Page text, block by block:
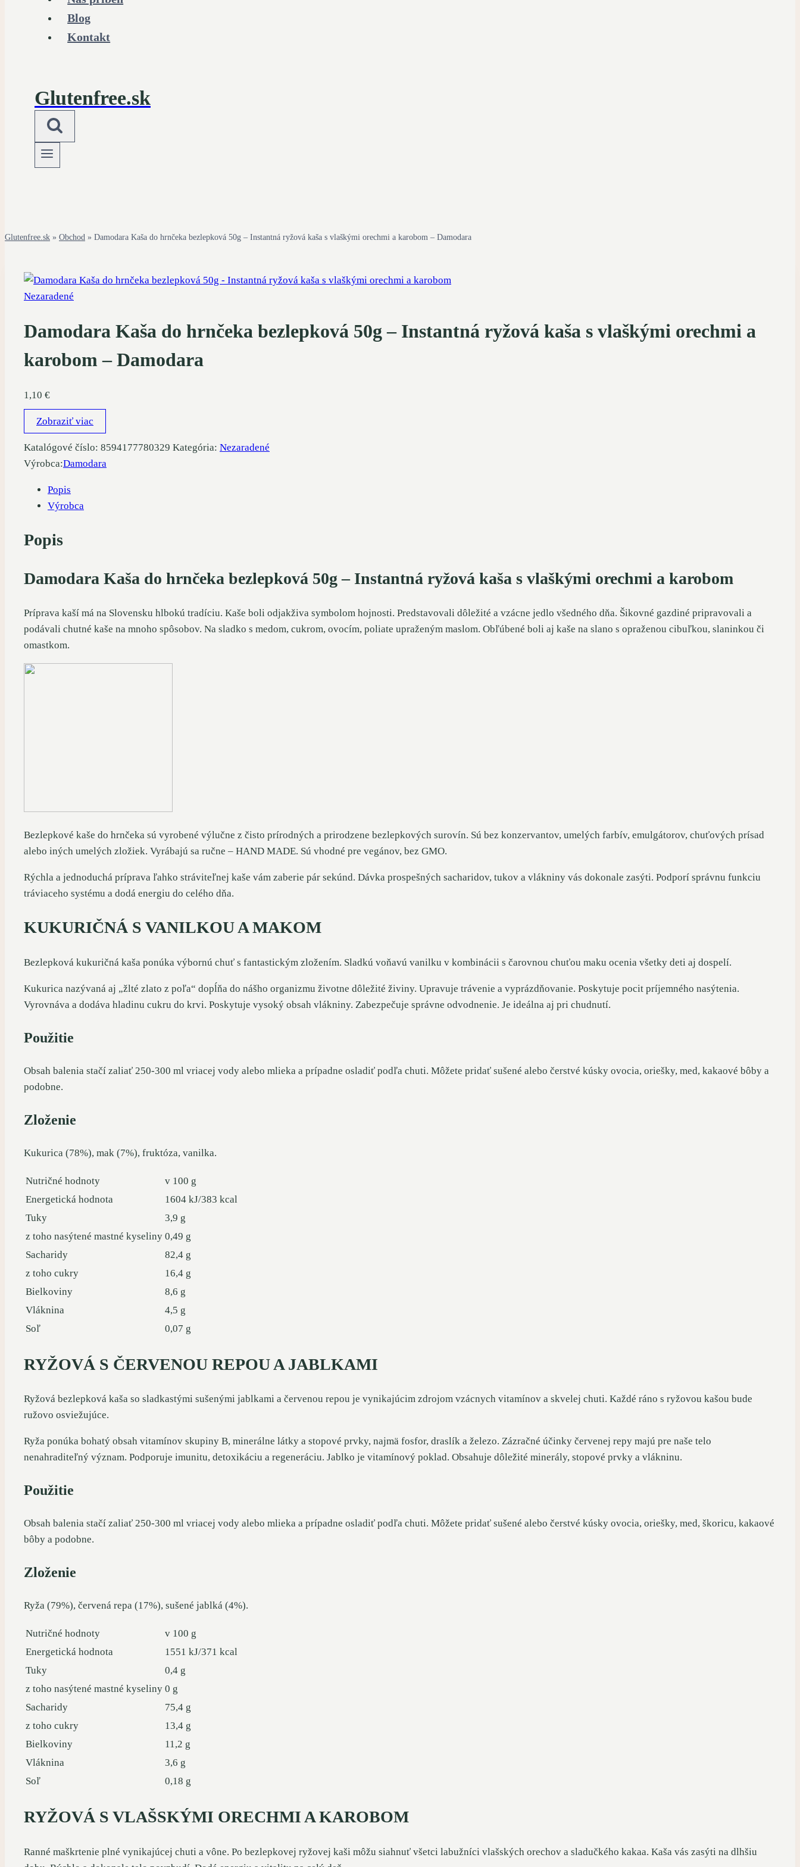
Blog
Kontakt
Glutenfree.sk
Glutenfree.sk » Obchod » Damodara Kaša do hrnčeka bezlepková 50g – Instantná ryžová kaša s vlaškými orechmi a karobom – Damodara
Nezaradené
Damodara Kaša do hrnčeka bezlepková 50g – Instantná ryžová kaša s vlaškými orechmi a
karobom – Damodara
1,10 €
Zobraziť viac
Katalógové číslo: 8594177780329 Kategória: Nezaradené
Výrobca:Damodara
Popis
Výrobca
Popis
Damodara Kaša do hrnčeka bezlepková 50g – Instantná ryžová kaša s vlaškými orechmi a karobom
Príprava kaší má na Slovensku hlbokú tradíciu. Kaše boli odjakživa symbolom hojnosti. Predstavovali dôležité a vzácne jedlo všedného dňa. Šikovné gazdiné pripravovali a
podávali chutné kaše na mnoho spôsobov. Na sladko s medom, cukrom, ovocím, poliate upraženým maslom. Obľúbené boli aj kaše na slano s opraženou cibuľkou, slaninkou či
omastkom.
Bezlepkové kaše do hrnčeka sú vyrobené výlučne z čisto prírodných a prirodzene bezlepkových surovín. Sú bez konzervantov, umelých farbív, emulgátorov, chuťových prísad
alebo iných umelých zložiek. Vyrábajú sa ručne – HAND MADE. Sú vhodné pre vegánov, bez GMO.
Rýchla a jednoduchá príprava ľahko stráviteľnej kaše vám zaberie pár sekúnd. Dávka prospešných sacharidov, tukov a vlákniny vás dokonale zasýti. Podporí správnu funkciu
tráviaceho systému a dodá energiu do celého dňa.
KUKURIČNÁ S VANILKOU A MAKOM
Bezlepková kukuričná kaša ponúka výbornú chuť s fantastickým zložením. Sladkú voňavú vanilku v kombinácii s čarovnou chuťou maku ocenia všetky deti aj dospelí.
Kukurica nazývaná aj „žlté zlato z poľa“ dopĺňa do nášho organizmu životne dôležité živiny. Upravuje trávenie a vyprázdňovanie. Poskytuje pocit príjemného nasýtenia.
Vyrovnáva a dodáva hladinu cukru do krvi. Poskytuje vysoký obsah vlákniny. Zabezpečuje správne odvodnenie. Je ideálna aj pri chudnutí.
Použitie
Obsah balenia stačí zaliať 250-300 ml vriacej vody alebo mlieka a prípadne osladiť podľa chuti. Môžete pridať sušené alebo čerstvé kúsky ovocia, oriešky, med, kakaové bôby a
podobne.
Zloženie
Kukurica (78%), mak (7%), fruktóza, vanilka.
Nutričné hodnoty
v 100 g
Energetická hodnota
1604 kJ/383 kcal
Tuky
3,9 g
z toho nasýtené mastné kyseliny 0,49 g
Sacharidy
82,4 g
z toho cukry
16,4 g
Bielkoviny
8,6 g
Vláknina
4,5 g
Soľ
0,07 g
RYŽOVÁ S ČERVENOU REPOU A JABLKAMI
Ryžová bezlepková kaša so sladkastými sušenými jablkami a červenou repou je vynikajúcim zdrojom vzácnych vitamínov a skvelej chuti. Každé ráno s ryžovou kašou bude
ružovo osviežujúce.
Ryža ponúka bohatý obsah vitamínov skupiny B, minerálne látky a stopové prvky, najmä fosfor, draslík a železo. Zázračné účinky červenej repy majú pre naše telo
nenahraditeľný význam. Podporuje imunitu, detoxikáciu a regeneráciu. Jablko je vitamínový poklad. Obsahuje dôležité minerály, stopové prvky a vlákninu.
Použitie
Obsah balenia stačí zaliať 250-300 ml vriacej vody alebo mlieka a prípadne osladiť podľa chuti. Môžete pridať sušené alebo čerstvé kúsky ovocia, oriešky, med, škoricu, kakaové
bôby a podobne.
Zloženie
Ryža (79%), červená repa (17%), sušené jablká (4%).
Nutričné hodnoty
v 100 g
Energetická hodnota
1551 kJ/371 kcal
Tuky
0,4 g
z toho nasýtené mastné kyseliny 0 g
Sacharidy
75,4 g
z toho cukry
13,4 g
Bielkoviny
11,2 g
Vláknina
3,6 g
Soľ
0,18 g
RYŽOVÁ S VLAŠSKÝMI ORECHMI A KAROBOM
Ranné maškrtenie plné vynikajúcej chuti a vône. Po bezlepkovej ryžovej kaši môžu siahnuť všetci labužníci vlašských orechov a sladučkého kakaa. Kaša vás zasýti na dlhšiu